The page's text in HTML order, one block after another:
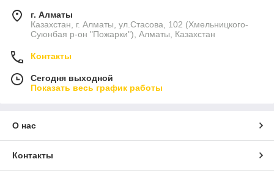
г. Алматы
Казахстан, г. Алматы, ул.Стасова, 102 (Хмельницкого-
Суюнбая р-он "Пожарки"), Алматы, Казахстан
Контакты
Сегодня выходной
Показать весь график работы
О нас
Контакты